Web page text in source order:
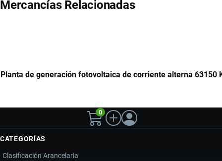
Mercancías Relacionadas
Planta de generación fotovoltaica de corriente alterna 63150
0
CATEGORÍAS
Clasificación Arancelaria